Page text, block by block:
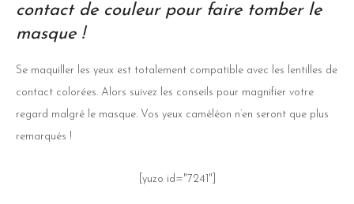
contact de couleur pour faire tomber le
masque !
Se maquiller les yeux est totalement compatible avec les lentilles de
contact colorées. Alors suivez les conseils pour magnifier votre
regard malgré le masque. Vos yeux caméléon n’en seront que plus
remarqués !
[yuzo id="7241"]